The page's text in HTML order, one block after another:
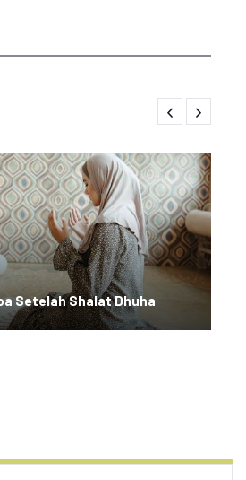
Setelah Shalat Dhuha